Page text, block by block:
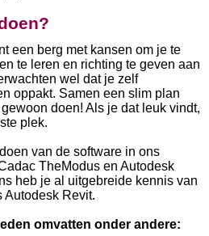
een berg met kansen om je te
te leren en richting te geven aan
wel dat je zelf
oppakt. Samen een slim plan
doen! Als je dat leuk vindt,
plek.
van de software in ons
TheModus en Autodesk
heb je al uitgebreide kennis van
Autodesk Revit.
omvatten onder andere: